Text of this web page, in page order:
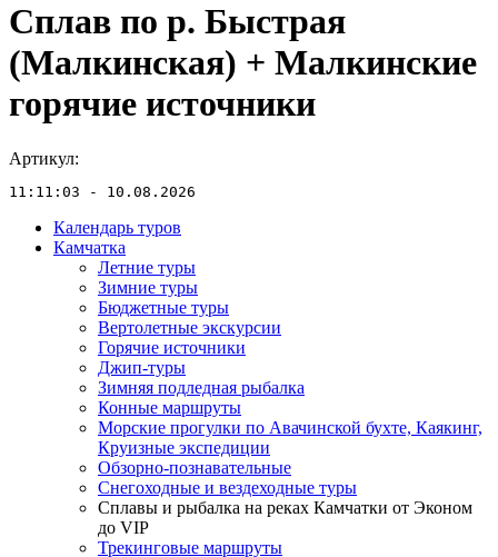
Сплав по р. Быстрая
(Малкинская) + Малкинские
горячие источники
Артикул:
11:11:03 - 10.08.2026
Календарь туров
Камчатка
Летние туры
Зимние туры
Бюджетные туры
Вертолетные экскурсии
Горячие источники
Джип-туры
Зимняя подледная рыбалка
Конные маршруты
Морские прогулки по Авачинской бухте, Каякинг,
Круизные экспедиции
Обзорно-познавательные
Снегоходные и вездеходные туры
Сплавы и рыбалка на реках Камчатки от Эконом
до VIP
Трекинговые маршруты